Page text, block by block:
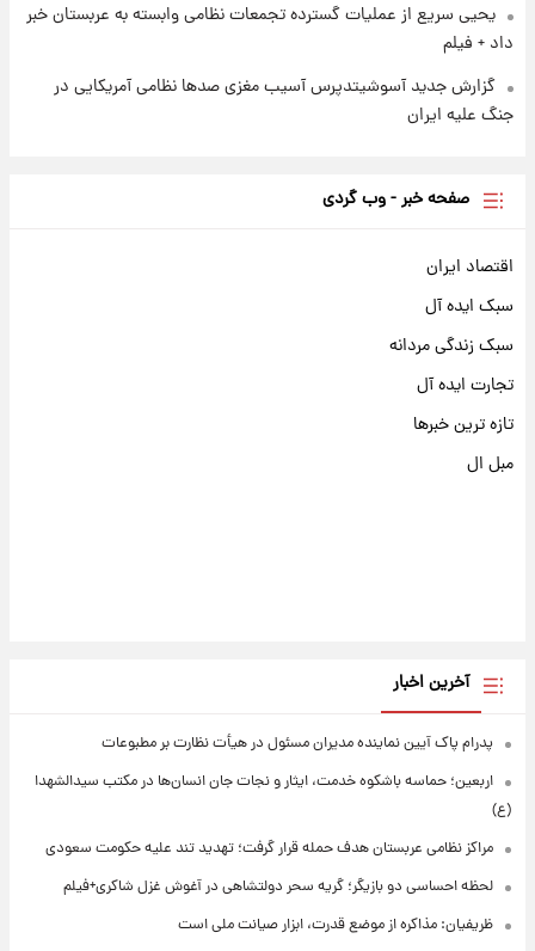
یحیی سریع از عملیات گسترده تجمعات نظامی وابسته به عربستان خبر
داد + فیلم
گزارش جدید آسوشیتدپرس آسیب مغزی صدها نظامی آمریکایی در
جنگ علیه ایران
صفحه خبر - وب گردی
اقتصاد ایران
سبک ایده آل
سبک زندگی مردانه
تجارت ایده آل
تازه ترین خبرها
مبل ال
آخرین اخبار
پدرام پاک آیین نماینده مدیران مسئول در هیأت نظارت بر مطبوعات
اربعین؛ حماسه باشکوه خدمت، ایثار و نجات جان انسان‌ها در مکتب سیدالشهدا
(ع)
مراکز نظامی عربستان هدف حمله قرار گرفت؛ تهدید تند علیه حکومت سعودی
لحظه احساسی دو بازیگر؛ گریه سحر دولتشاهی در آغوش غزل شاکری+فیلم
ظریفیان: مذاکره از موضع قدرت، ابزار صیانت ملی است